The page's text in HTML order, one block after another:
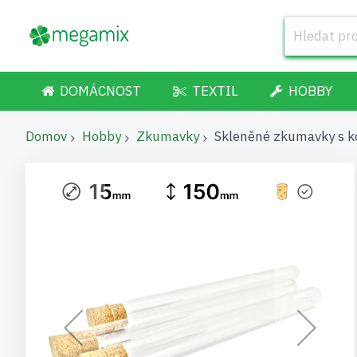
DOMÁCNOST TEXTIL HOBBY
Domov Hobby Zkumavky Skleněné zkumavky s
Přeskočit